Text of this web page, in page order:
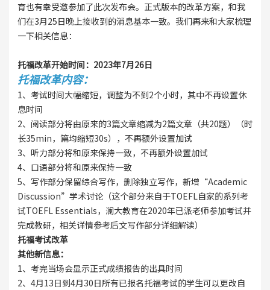
育也有幸受邀参加了此次发布会。正式版本的改革方案，和我
们在3月25日晚上接收到的消息基本一致。我们再来和大家梳理
一下相关信息：
托福改革开始时间：2023年7月26日
托福改革内容：
1、考试时间大幅缩短，调整为不到2个小时，其中不再设置休
息时间
2、阅读部分将由原来的3篇文章缩减为2篇文章（共20题）（时
长35min，篇均缩短30s），不再额外设置加试
3、听力部分将和原来保持一致，不再额外设置加试
4、口语部分将和原来保持一致
5、写作部分保留综合写作，删除独立写作，新增“Academic
Discussion”学术讨论（这个部分来自于TOEFL自家的系列考
试TOEFL Essentials，澜大教育在2020年已派老师参加考试并
完成教研，相关详情参考后文写作部分详细解读）
托福考试改革
其他新信息：
1、考完当场会显示正式成绩报告的出具时间
2、4月13日到4月30日所有已报名托福考试的学生可以更改自